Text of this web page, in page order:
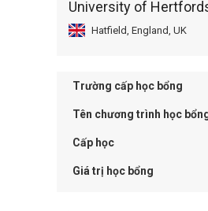
University of
Hatfield, England, UK
Trường cấp học bổng
Tên chương trình học
Cấp học
Giá trị học bổng